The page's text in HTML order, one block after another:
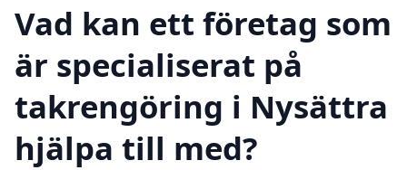
Vad kan ett företag som
är specialiserat på
takrengöring i Nysättra
hjälpa till med?